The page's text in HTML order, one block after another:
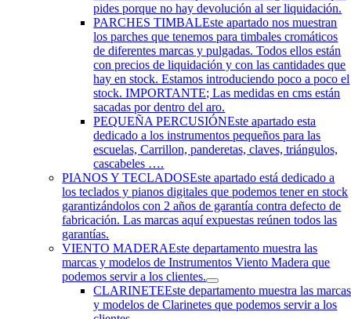
pides porque no hay devolución al ser liquidación.
PARCHES TIMBALEste apartado nos muestran
los parches que tenemos para timbales cromáticos
de diferentes marcas y pulgadas. Todos ellos están
con precios de liquidación y con las cantidades que
hay en stock. Estamos introduciendo poco a poco el
stock. IMPORTANTE; Las medidas en cms están
sacadas por dentro del aro.
PEQUEÑA PERCUSIÓNEste apartado esta
dedicado a los instrumentos pequeños para las
escuelas, Carrillon, panderetas, claves, triángulos,
cascabeles ….
PIANOS Y TECLADOSEste apartado está dedicado a
los teclados y pianos digitales que podemos tener en stock
garantizándolos con 2 años de garantía contra defecto de
fabricación. Las marcas aquí expuestas reúnen todos las
garantías.
VIENTO MADERAEste departamento muestra las
marcas y modelos de Instrumentos Viento Madera que
podemos servir a los clientes.
CLARINETEEste departamento muestra las marcas
y modelos de Clarinetes que podemos servir a los